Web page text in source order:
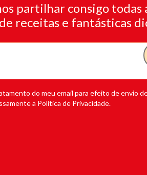
partilhar consigo todas
receitas e fantásticas
do meu email para efeito de envio
a Política de Privacidade.